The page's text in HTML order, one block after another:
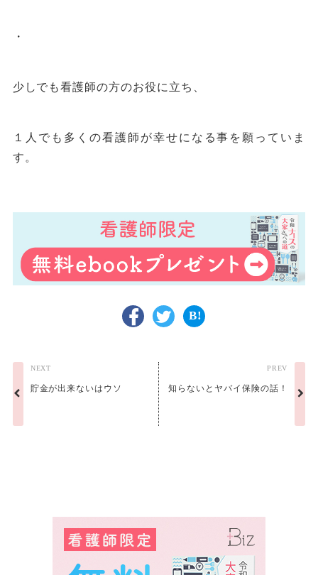
・
少しでも看護師の方のお役に立ち、
１人でも多くの看護師が幸せになる事を願っていま
す。
NEXT
貯金が出来ないはウソ
PREV
知らないとヤバイ保険の話！